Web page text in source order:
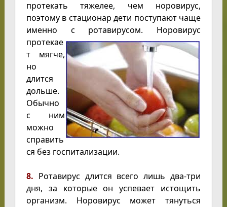
протекать тяжелее, чем норовирус,
поэтому в стационар дети поступают чаще
именно с ротавирусом. Норовирус
протекае
т мягче,
но
длится
дольше.
Обычно
с ним
можно
справить
ся без госпитализации.
8. Ротавирус длится всего лишь два-три
дня, за которые он успевает истощить
организм. Норовирус может тянуться